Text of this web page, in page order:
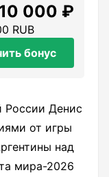
10 000 ₽
RUB
бонус
России Денис
от игры
над
мира-2026